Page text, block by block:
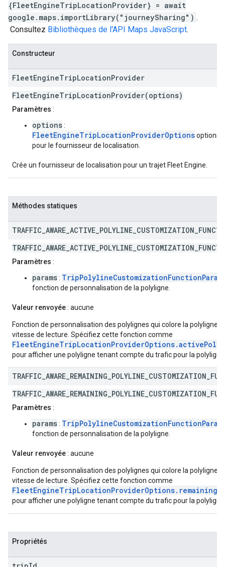
{FleetEngineTripLocationProvider} = await
google.maps.importLibrary("journeySharing") .
Consultez Bibliothèques de l'API Maps JavaScript.
Constructeur
FleetEngineTripLocationProvider
FleetEngineTripLocationProvider(options)
Paramètres :
options:
FleetEngineTripLocationProviderOptionsoptions
pour le fournisseur de localisation.
Crée un fournisseur de localisation pour un trajet Fleet Engine.
Méthodes statiques
TRAFFIC AWARE ACTIVE POLYLINE CUSTOMIZATION
Paramètres :
params:
fonction de personnalisation de la polyligne.
Valeur renvoyée: aucune
Fonction de personnalisation des polylignes qui colore la polyligne
vitesse de lecture. Spécifiez cette fonction comme
pour afficher une polyligne tenant compte du trafic pour la
TRAFFIC AWARE REMAINING POLYLINE CUSTOMIZATION
Paramètres :
params:
fonction de personnalisation de la polyligne.
Valeur renvoyée: aucune
Fonction de personnalisation des polylignes qui colore la polyligne
vitesse de lecture. Spécifiez cette fonction comme
pour afficher une polyligne tenant compte du trafic pour la
Propriétés